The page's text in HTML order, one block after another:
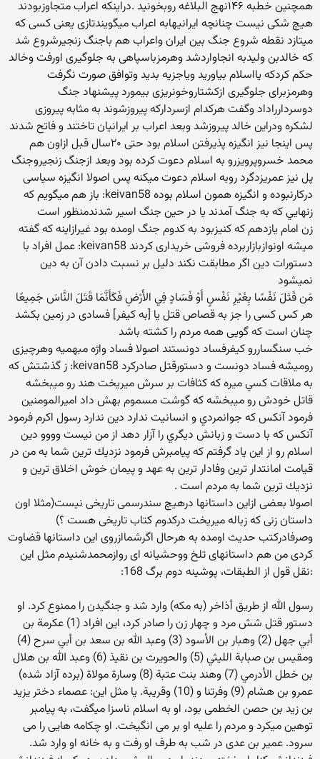
همچنین خطبه ۱۴۶نهج البلاغه روبخونید .دراینکه اعراب متجاوزبودند
هیچ شکی نیست چنانچه ایرانیهابه اعراب میگویندتازی یعنی کسی که
میتازد نقطه شروع جنگ بین ایران واعراب هم باجنگ زنجیرشروع شد
که خالدبن ولیدبه انجاواردشد وهرمزباسپاهی به جلوگیری اورفت وخالد
حکم کردکه یااسلام بیاورید ویاجزیه بدید وتوافق صورت نگرفت
وهرمزبرای جلوگیری ازکشتاروخونریزی بیمورد پیشنهاد جنگ
دوسردارراداد وگفت هرکدام ازسردارکه پیروزشوند به مثابه پیروزی
لشکره ودراین خالد پیروزشد وبعد اعراب بر ایرانیان تاختند و فاتح شدند
پس اینجا نیز انگیزه پذیرفتن اسلام بود حتی ۲۰سال قبل ازاون هم
محمد خسروپرویزرو به اسلام دعوت کرده بود وبعد ازجنگ زنجیروجنگ
پل نیز عمریزدگرد روبه اسلام دعوت میکنه پس اصولا انگیزه سیاسی
درکارنبوده و انگیزه همون اسلام بوده keivan58: باز هم ميگويم كه
زنهايي كه به جنگ آمدند يا در حين جنگ اسير شدندمنظور است
زن امام یازدهم که کنیزبود به کدوم جنگ اومده بود غیرازاینه که گفته
میشه اونوازبازاربرده فروشی خریداری کردند keivan58: عمل افراد با
دستورات دين اگر مطابقت نكند دليل بر نسبت دادن آن به دين
نميشود
مَن قَتَلَ نَفْسًا بِغَيْرِ نَفْسٍ أَوْ فَسَادٍ فِي الأَرْضِ فَكَأَنَّمَا قَتَلَ النَّاسَ جَمِيعًا
هر كس كسى را جز به قصاص قتل يا [به كيفر] فسادى در زمين بكشد
چنان است كه گويى همه مردم را كشته باشد
خب سنگساررو کیفرفساد دونستند اصولا فساد واژه مبهمیه وهرچیزی
رومیشه فساد دونست و دستورقتل صادرکرد keivan58: ز گذشتش كه
به ملاقات كسي ميره كه كثافات بر سرش ميريخت هند رو ميبخشه
قاتل خودش رو ميبخشه كه گوشت مسموم بهش داد اميرالمومنين
فرمود آنكس كه جوانمردي و انسانيت ندارد دين ندارد رسول اكرم فرمود
آنكس كه با دست و زبانش ديگري را آزار دهد از من نيست وووو دين
اسلام رو از اين ياد گرفتم كه پيامبرش فرمود نزديك ترين شما به من در
قيامت امانتدار ترين وفادار ترين به عهد و پيمان خوش اخلاق ترين و
نزديك ترين شما به مردم است .
اصولا بعضی ازاین داستانها درهیچ سندرسمی تاریخی نیست(مثلا اون
داستان زنی که زباله میریخت درکدوم کتاب تاریخی هست ؟)
وصرفادرکتب حدیث اومده به هرحال اگرشماازروی این داستانها قضاوت
کردی من هم داستانهای تلخ ووحشیانه ای روازمحمدشنیدم مثل این
:نقل قول از الطبقات، پوشینه دوم برگ 168:
رسول الله از طریق أذاخر (به مکه) وارد شد و جنگیدن را ممنوع کرد. او
دستور قتل شش مرد و چهار زن را صادر کرد، این افراد (1) عكرمة بن
أبي جهل (2) وهبار بن الأسود (3) وعبد الله بن سعد بن أبي سرح (4)
ومقيس بن صبابة الليثي (5) والحويرث بن نقيذ (6) وعبد الله بن هلال
بن خطل الأدرمي (7) وهند بنت عتبة (8) وسارة مولاة (برده آزاد شده)
عمرو بن هشام (9) وفرتنا و (10) وقريبة. یا مثل این: عصماء دختر یزید
بن زید بن حصن الخطمی بود، او به اسلام ناسزا میگفت، به پیامبر
توهین میکرد و مردم را علیه او بر می انگیخت. او چکامه هایی را می
سرود. عمیر بن عدی در شب به طرف او رفت و به خانه او وارد شد.